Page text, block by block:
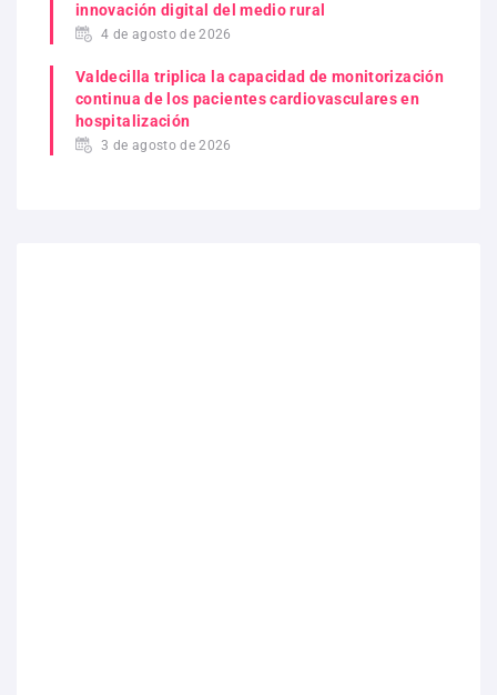
innovación digital del medio rural
4 de agosto de 2026
Valdecilla triplica la capacidad de monitorización
continua de los pacientes cardiovasculares en
hospitalización
3 de agosto de 2026